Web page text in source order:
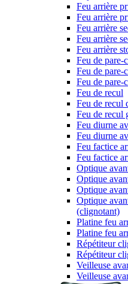
Feu arrière
Feu arrière
Feu arrière
Feu arrière
Feu arrière
Feu de pare-
Feu de pare-
Feu de pare-
Feu de recul
Feu de recul
Feu de recul
Feu diurne
Feu diurne
Feu factice
Feu factice
Optique
Optique
Optique
Optique
(clignotant)
Platine feu
Platine feu
Répétiteur
Répétiteur
Veilleuse
Veilleuse